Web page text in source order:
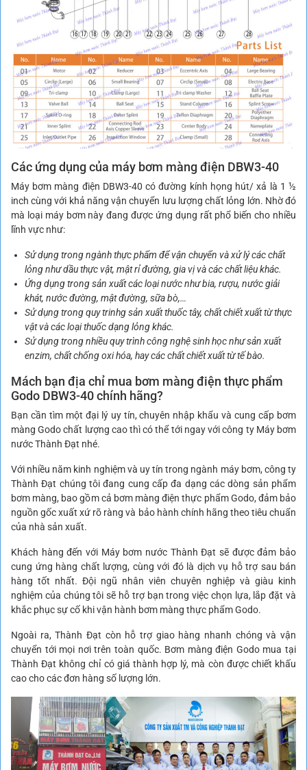
Các ứng dụng của máy bơm màng điện DBW3-40
Máy bơm màng điện DBW3-40 có đường kính họng hút/ xả là 1 ½
inch cùng với khả năng vận chuyển lưu lượng chất lỏng lớn. Nhờ đó
mà loại máy bơm này đang được ứng dụng rất phổ biến cho nhiều
lĩnh vực như:
Sử dụng trong ngành thực phẩm để vận chuyển và xử lý các chất
lỏng như dầu thực vật, mật rỉ đường, gia vị và các chất liệu khác.
Ứng dụng trong sản xuất các loại nước như bia, rượu, nước giải
khát, nước đường, mật đường, sữa bò,…
Sử dụng trong quy trinhg sản xuất thuốc tây, chất chiết xuất từ thực
vật và các loại thuốc dạng lỏng khác.
Sử dụng trong nhiều quy trình công nghệ sinh học như sản xuất
enzim, chất chống oxi hóa, hay các chất chiết xuất từ tế bào.
Mách bạn địa chỉ mua bơm màng điện thực phẩm
Godo DBW3-40 chính hãng?
Bạn cần tìm một đại lý uy tín, chuyên nhập khẩu và cung cấp bơm
màng Godo chất lượng cao thì có thể tới ngay với công ty Máy bơm
nước Thành Đạt nhé.
Với nhiều năm kinh nghiệm và uy tín trong ngành máy bơm, công ty
Thành Đạt chúng tôi đang cung cấp đa dạng các dòng sản phẩm
bơm màng, bao gồm cả bơm màng điện thực phẩm Godo, đảm bảo
nguồn gốc xuất xứ rõ ràng và bảo hành chính hãng theo tiêu chuẩn
của nhà sản xuất.
Khách hàng đến với Máy bơm nước Thành Đạt sẽ được đảm bảo
cung ứng hàng chất lượng, cùng với đó là dịch vụ hỗ trợ sau bán
hàng tốt nhất. Đội ngũ nhân viên chuyên nghiệp và giàu kinh
nghiệm của chúng tôi sẽ hỗ trợ bạn trong việc chọn lựa, lắp đặt và
khắc phục sự cố khi vận hành bơm màng thực phẩm Godo.
Ngoài ra, Thành Đạt còn hỗ trợ giao hàng nhanh chóng và vận
chuyển tới mọi nơi trên toàn quốc. Bơm màng điện Godo mua tại
Thành Đạt không chỉ có giá thành hợp lý, mà còn được chiết khấu
cao cho các đơn hàng số lượng lớn.